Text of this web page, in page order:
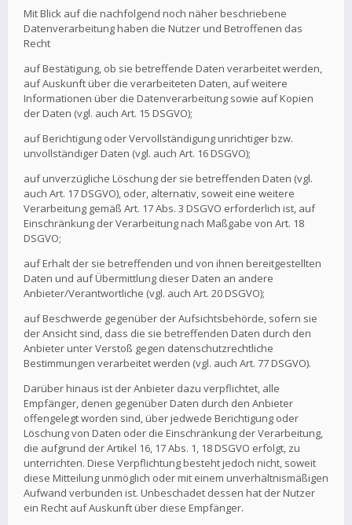
Mit Blick auf die nachfolgend noch näher beschriebene
Datenverarbeitung haben die Nutzer und Betroffenen das
Recht
auf Bestätigung, ob sie betreffende Daten verarbeitet werden,
auf Auskunft über die verarbeiteten Daten, auf weitere
Informationen über die Datenverarbeitung sowie auf Kopien
der Daten (vgl. auch Art. 15 DSGVO);
auf Berichtigung oder Vervollständigung unrichtiger bzw.
unvollständiger Daten (vgl. auch Art. 16 DSGVO);
auf unverzügliche Löschung der sie betreffenden Daten (vgl.
auch Art. 17 DSGVO), oder, alternativ, soweit eine weitere
Verarbeitung gemäß Art. 17 Abs. 3 DSGVO erforderlich ist, auf
Einschränkung der Verarbeitung nach Maßgabe von Art. 18
DSGVO;
auf Erhalt der sie betreffenden und von ihnen bereitgestellten
Daten und auf Übermittlung dieser Daten an andere
Anbieter/Verantwortliche (vgl. auch Art. 20 DSGVO);
auf Beschwerde gegenüber der Aufsichtsbehörde, sofern sie
der Ansicht sind, dass die sie betreffenden Daten durch den
Anbieter unter Verstoß gegen datenschutzrechtliche
Bestimmungen verarbeitet werden (vgl. auch Art. 77 DSGVO).
Darüber hinaus ist der Anbieter dazu verpflichtet, alle
Empfänger, denen gegenüber Daten durch den Anbieter
offengelegt worden sind, über jedwede Berichtigung oder
Löschung von Daten oder die Einschränkung der Verarbeitung,
die aufgrund der Artikel 16, 17 Abs. 1, 18 DSGVO erfolgt, zu
unterrichten. Diese Verpflichtung besteht jedoch nicht, soweit
diese Mitteilung unmöglich oder mit einem unverhältnismäßigen
Aufwand verbunden ist. Unbeschadet dessen hat der Nutzer
ein Recht auf Auskunft über diese Empfänger.